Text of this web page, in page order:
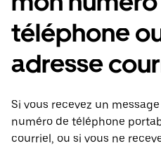
téléphone
adresse
Si vous recevez un
numéro de téléphone
courriel, ou si vous ne